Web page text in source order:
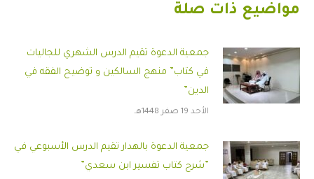
مواضيع ذات صلة
جمعية الدعوة تقيم الدرس الشهري للجاليات
في كتاب” منهج السالكين و توضيح الفقه في
الدين”
الأحد 19 صفر 1448هـ
جمعية الدعوة بالهدار تقيم الدرس الأسبوعي في
”شرح كتاب تفسير ابن سعدي”